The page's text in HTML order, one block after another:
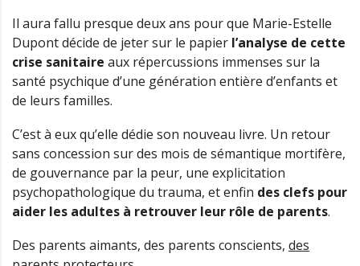
Il aura fallu presque deux ans pour que Marie-Estelle
Dupont décide de jeter sur le papier l’analyse de cette
crise sanitaire aux répercussions immenses sur la
santé psychique d’une génération entière d’enfants et
de leurs familles.
C’est à eux qu’elle dédie son nouveau livre. Un retour
sans concession sur des mois de sémantique mortifère,
de gouvernance par la peur, une explicitation
psychopathologique du trauma, et enfin des clefs pour
aider les adultes à retrouver leur rôle de parents.
Des parents aimants, des parents conscients, des